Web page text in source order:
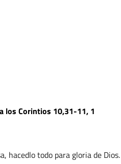
los Corintios 10,31-11, 1
hacedlo todo para gloria de Dios.